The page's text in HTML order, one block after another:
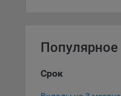
Популярное
Срок